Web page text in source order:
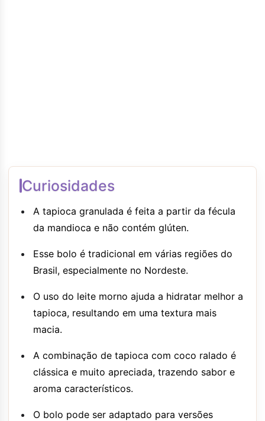
Curiosidades
A tapioca granulada é feita a partir da fécula
da mandioca e não contém glúten.
Esse bolo é tradicional em várias regiões do
Brasil, especialmente no Nordeste.
O uso do leite morno ajuda a hidratar melhor a
tapioca, resultando em uma textura mais
macia.
A combinação de tapioca com coco ralado é
clássica e muito apreciada, trazendo sabor e
aroma característicos.
O bolo pode ser adaptado para versões